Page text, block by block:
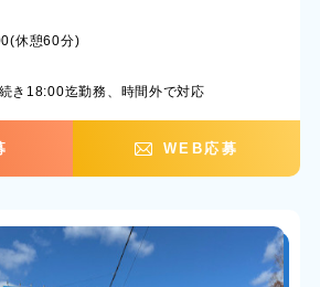
休憩60分)
き18:00迄勤務、時間外で対応
WEB応募